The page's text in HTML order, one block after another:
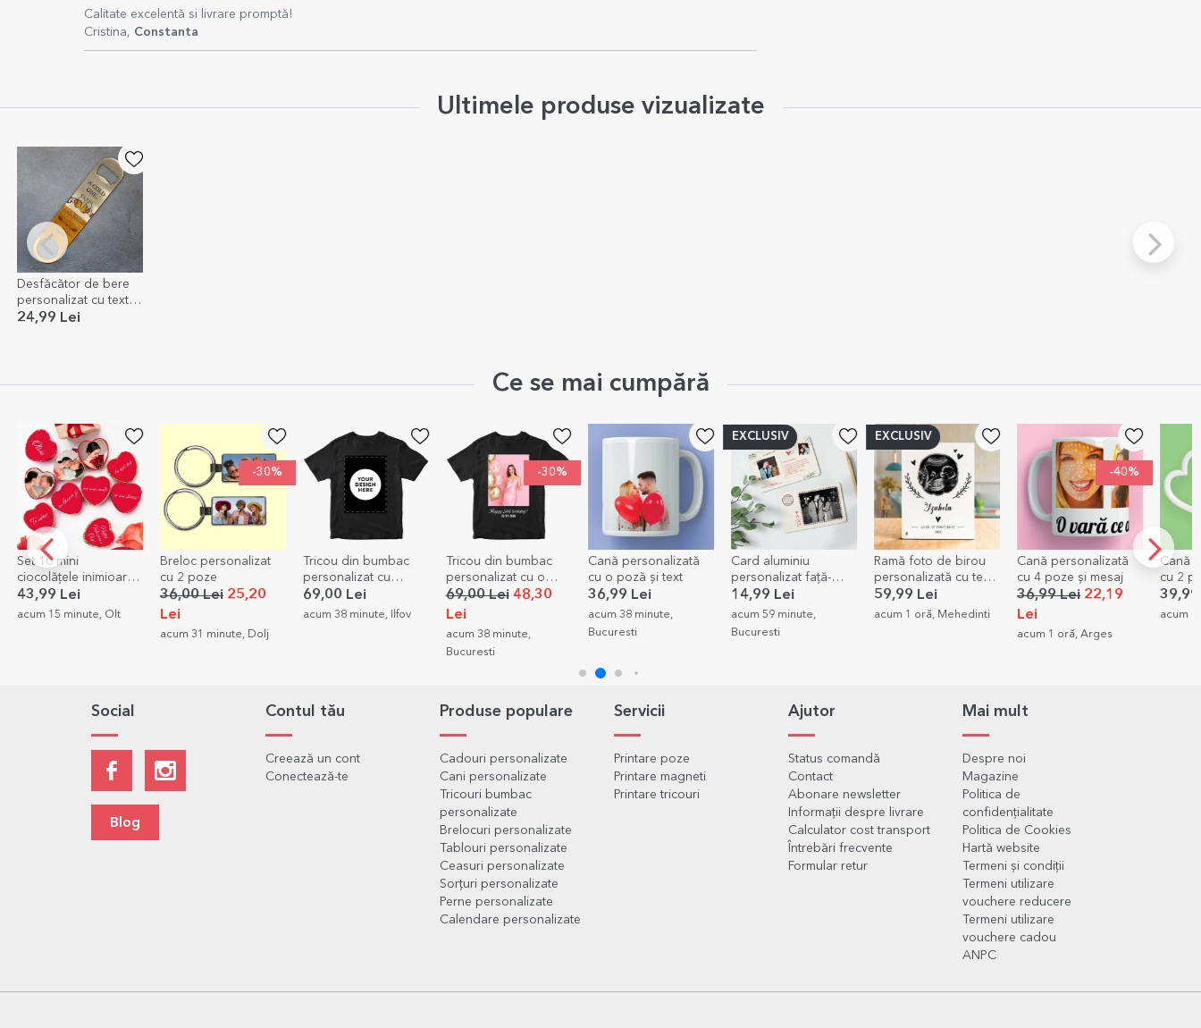
Calitate excelentă si livrare promptă!
Cristina, Constanta
Ultimele produse vizualizate
Desfăcător de bere
personalizat cu text -
Cheers!
24,99 Lei
Ce se mai cumpără
-30%
Breloc personalizat
cu 2 poze
36,00 Lei
Lei
Tricou din bumbac
personalizat cu
grafica ta portret
69,00 Lei
acum 38 minute, Ilfov
-30%
Tricou din bumbac
personalizat cu o
poză tip portret și
text
69,00 Lei
Lei
Cană personalizată
cu o poză și text
36,99 Lei
acum 38 minute,
Bucuresti
EXCLUSIV
Card aluminiu
personalizat față-
verso cu text și două
poze - Carte Poștală
14,99 Lei
acum 59 minute,
Bucuresti
EXCLUSIV
Ramă foto de birou
personalizată cu text
și o poză - Baby
59,99 Lei
acum 1 oră, Mehedinti
Cană personalizată
cu 4 poze și mesaj
36,99 Lei
Lei
Cană personalizată
cu 2 poze - model
toartă în formă de
inimă
39,99 Lei
acum 1 oră, Bucuresti
Lei
Social
Blog
Contul tău
Creează un cont
Conectează-te
Produse populare
Cadouri personalizate
Cani personalizate
Tricouri bumbac
personalizate
Brelocuri personalizate
Tablouri personalizate
Ceasuri personalizate
Sorțuri personalizate
Perne personalizate
Calendare personalizate
Servicii
Printare poze
Printare magneti
Printare tricouri
Ajutor
Status comandă
Contact
Abonare newsletter
Informații despre livrare
Calculator cost transport
Întrebări frecvente
Formular retur
Mai mult
Despre noi
Magazine
Politica de
confidențialitate
Politica de Cookies
Hartă website
Termeni și condiții
Termeni utilizare
vouchere reducere
Termeni utilizare
vouchere cadou
ANPC